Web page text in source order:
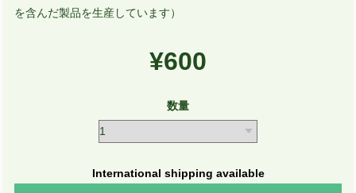
を含んだ製品を生産しています）
¥600
数量
International shipping available